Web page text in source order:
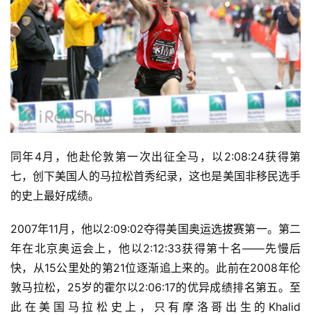
同年4月，他赴伦敦第一次出征全马，以2:08:24获得第
七，创下美国人的马拉松首秀纪录，这也是美国非移民选手
的史上最好成绩。
2007年11月，他以2:09:02夺得美国奥运选拔赛第一。第二
年在北京奥运会上，他以2:12:33获得第十名——先慢后
快，从15公里处的第21位逐渐追上来的。 此前在2008年伦
敦马拉松，25岁的霍尔以2:06:17的优异成绩排名第五。至
此在美国马拉松史上，只有摩洛哥出生的Khalid